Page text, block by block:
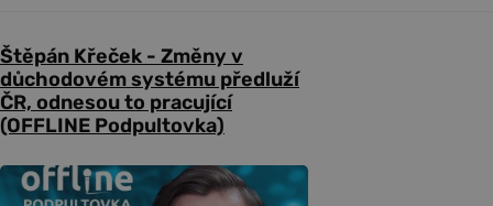
Štěpán Křeček - Změny v
důchodovém systému předluží
ČR, odnesou to pracující
(OFFLINE Podpultovka)